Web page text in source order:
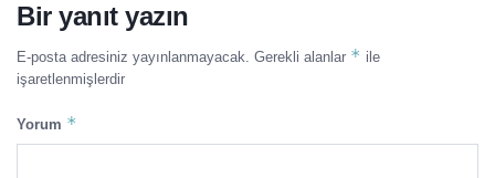
Bir yanıt yazın
E-posta adresiniz yayınlanmayacak. Gerekli alanlar * ile
işaretlenmişlerdir
Yorum *